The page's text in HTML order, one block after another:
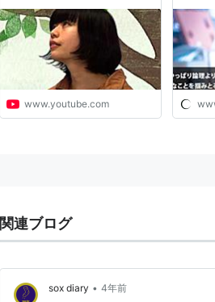
www.youtube.com
関連ブログ
sox diary • 4年前